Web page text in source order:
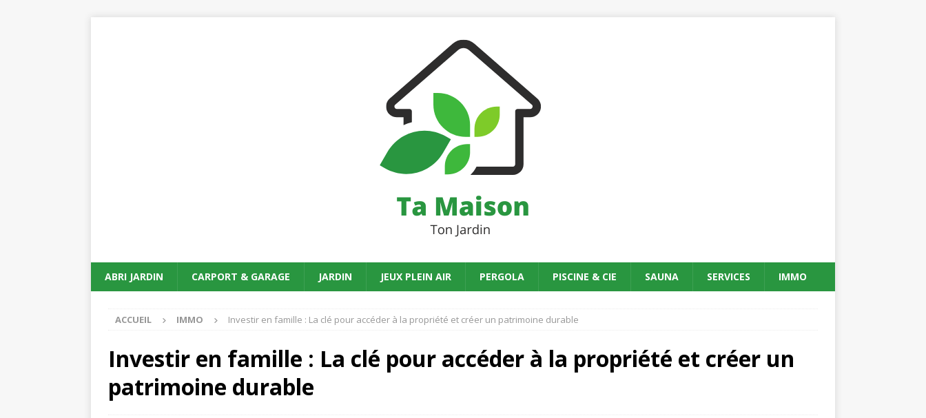
ABRI JARDIN CARPORT & GARAGE JARDIN JEUX PLEIN AIR PERGOLA PISCINE & CIE SAUNA SERVICES IMMO
ACCUEIL IMMO Investir en famille : La clé pour accéder à la propriété et créer un patrimoine durable
Investir en famille : La clé pour accéder à la propriété et créer un
patrimoine durable